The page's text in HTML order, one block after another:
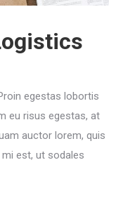
egestas lobortis
eu risus egestas, at
auctor lorem, quis
est, ut sodales